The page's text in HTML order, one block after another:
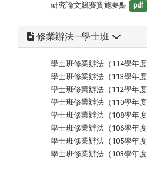
研究論文競賽實施要點 pdf
修業辦法—學士班
學士班修業辦法（114學年度
學士班修業辦法（113學年度
學士班修業辦法（112學年度
學士班修業辦法（110學年度
學士班修業辦法（108學年度
學士班修業辦法（106學年度
學士班修業辦法（105學年度
學士班修業辦法（103學年度